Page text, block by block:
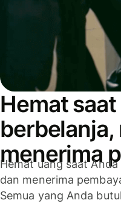
Hemat
berbelanja,
menerima
Hemat uang saat
dan menerima
Semua yang Anda